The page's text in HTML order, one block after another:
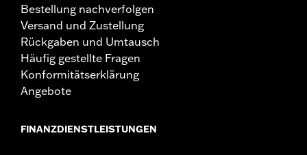
Bestellung nachverfolgen
Versand und Zustellung
Rückgaben und Umtausch
Häufig gestellte Fragen
Konformitätserklärung
Angebote
FINANZDIENSTLEISTUNGEN